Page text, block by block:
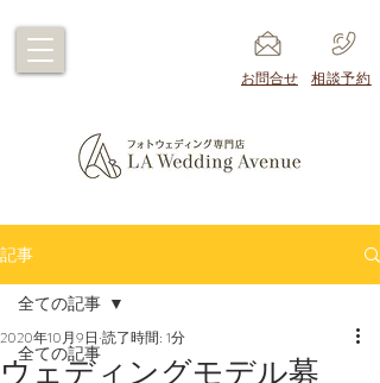
​お問合せ ​相談予約
記事
全ての記事
全ての記事
ウェディングモデル募
2020年10月9日 読了時間: 1分